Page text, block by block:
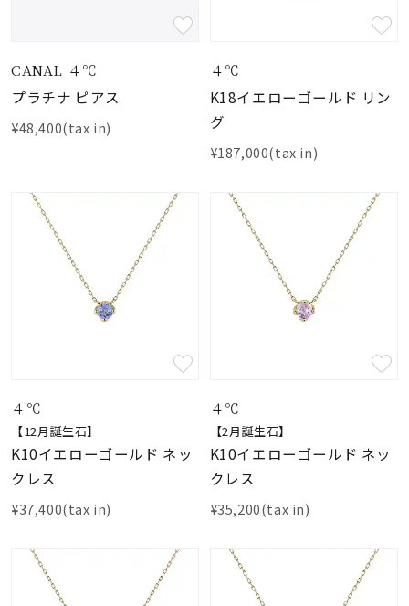
CANAL ４℃
プラチナ ピアス
¥48,400(tax in)
４℃
K18イエローゴールド リン
グ
¥187,000(tax in)
４℃
【12月誕生石】
K10イエローゴールド ネッ
クレス
¥37,400(tax in)
４℃
【2月誕生石】
K10イエローゴールド ネッ
クレス
¥35,200(tax in)